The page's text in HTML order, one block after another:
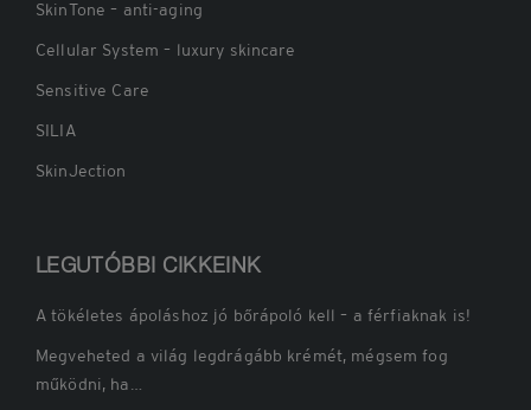
SkinTone – anti-aging
Cellular System – luxury skincare
Sensitive Care
SILIA
SkinJection
LEGUTÓBBI CIKKEINK
A tökéletes ápoláshoz jó bőrápoló kell – a férfiaknak is!
Megveheted a világ legdrágább krémét, mégsem fog
működni, ha…